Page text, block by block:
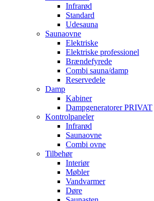
Infrarød
Standard
Udesauna
Saunaovne
Elektriske
Elektriske professionel
Brændefyrede
Combi sauna/damp
Reservedele
Damp
Kabiner
Dampgeneratorer PRIVAT
Kontrolpaneler
Infrarød
Saunaovne
Combi ovne
Tilbehør
Interiør
Møbler
Vandvarmer
Døre